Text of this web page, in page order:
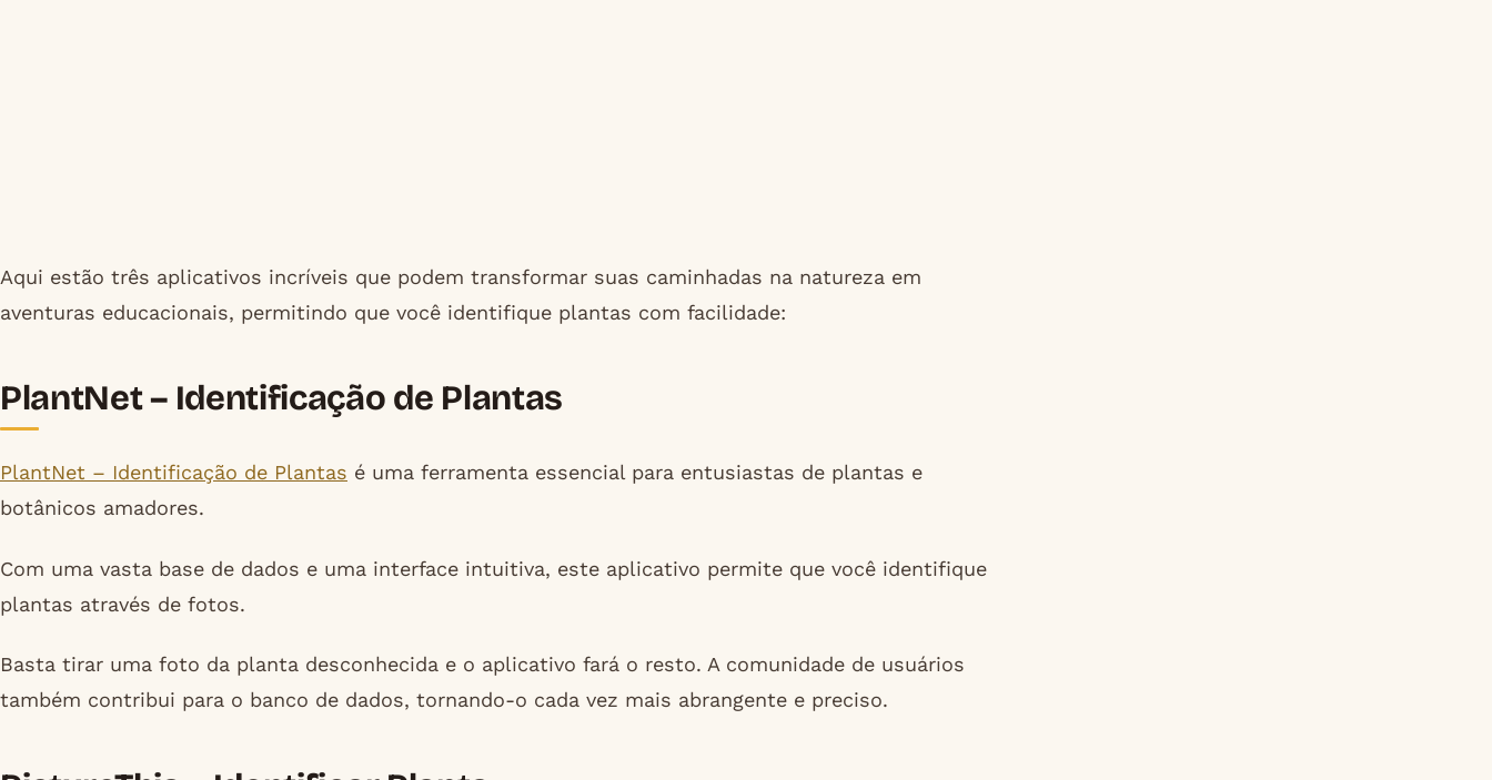
Aqui estão três aplicativos incríveis que podem transformar suas caminhadas na natureza em
aventuras educacionais, permitindo que você identifique plantas com facilidade:
PlantNet – Identificação de Plantas
PlantNet – Identificação de Plantas é uma ferramenta essencial para entusiastas de plantas e
botânicos amadores.
Com uma vasta base de dados e uma interface intuitiva, este aplicativo permite que você identifique
plantas através de fotos.
Basta tirar uma foto da planta desconhecida e o aplicativo fará o resto. A comunidade de usuários
também contribui para o banco de dados, tornando-o cada vez mais abrangente e preciso.